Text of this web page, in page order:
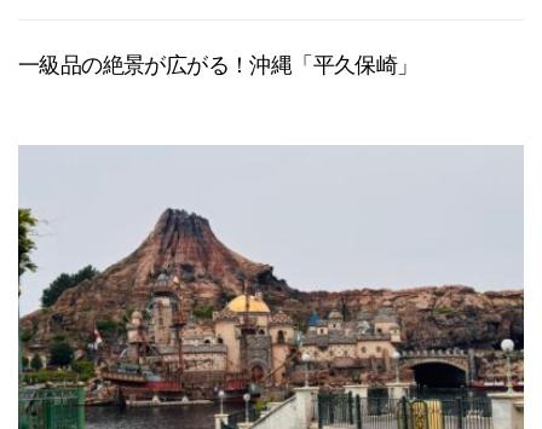
一級品の絶景が広がる！沖縄「平久保崎」